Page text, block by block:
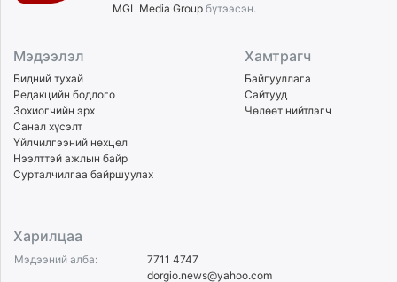
MGL Media Group бүтээсэн.
Мэдээлэл
Бидний тухай
Редакцийн бодлого
Зохиогчийн эрх
Санал хүсэлт
Үйлчилгээний нөхцөл
Нээлттэй ажлын байр
Сурталчилгаа байршуулах
Хамтрагч
Байгууллага
Сайтууд
Чөлөөт нийтлэгч
Харилцаа
Мэдээний алба:
7711 4747
dorgio.news@yahoo.com